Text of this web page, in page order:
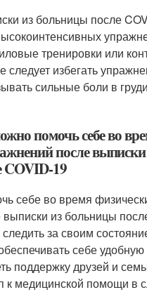
из больницы после
тренировки или
следует избегать
сильные боли в
помочь себе во
после
COVID-19
себе во время
из больницы
за своим
себе
поддержку друзей и
к медицинской помощи в